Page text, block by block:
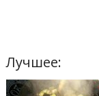
Лучшее: